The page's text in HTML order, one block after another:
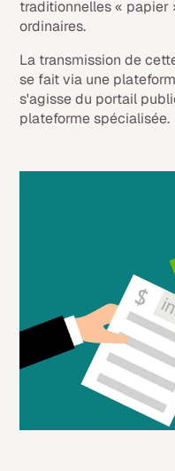
traditionnelles « papier
ordinaires.
La transmission de
se fait via une
s'agisse du portail
plateforme spécialisée.